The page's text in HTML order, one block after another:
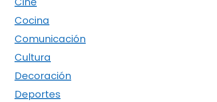
Cocina
Comunicación
Cultura
Decoración
Deportes